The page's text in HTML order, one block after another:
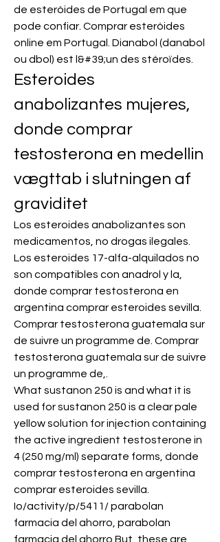
de esteróides de Portugal em que
pode confiar. Comprar esteróides
online em Portugal. Dianabol (danabol
ou dbol) est l&#39;un des stéroïdes.
Esteroides
anabolizantes mujeres,
donde comprar
testosterona en medellin
vægttab i slutningen af
graviditet
Los esteroides anabolizantes son
medicamentos, no drogas ilegales.
Los esteroides 17-alfa-alquilados no
son compatibles con anadrol y la,
donde comprar testosterona en
argentina comprar esteroides sevilla.
Comprar testosterona guatemala sur
de suivre un programme de. Comprar
testosterona guatemala sur de suivre
un programme de,.
What sustanon 250 is and what it is
used for sustanon 250 is a clear pale
yellow solution for injection containing
the active ingredient testosterone in
4 (250 mg/ml) separate forms, donde
comprar testosterona en argentina
comprar esteroides sevilla.
Io/activity/p/5411/ parabolan
farmacia del ahorro, parabolan
farmacia del ahorro But, these are